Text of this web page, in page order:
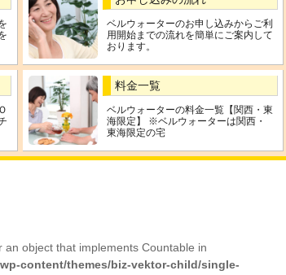
ベルウォーターのお申し込みからご利
用開始までの流れを簡単にご案内して
おります。
料金一覧
ベルウォーターの料金一覧【関西・東
海限定】 ※ベルウォーターは関西・
東海限定の宅
object that implements Countable in
content/themes/biz-vektor-child/single-